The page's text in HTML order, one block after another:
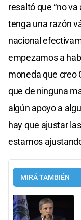
resaltó que “no
tenga una razón
nacional
empezamos a
moneda que creo
que de ninguna
algún apoyo a
hay que ajustar
estamos
MIRÁ TAMBIÉN